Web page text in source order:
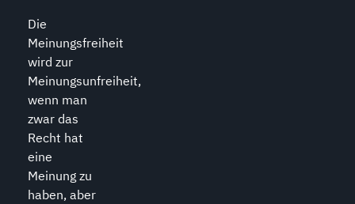
Die
Meinungsfreiheit
wird zur
Meinungsunfreiheit,
wenn man
zwar das
Recht hat
eine
Meinung zu
haben, aber